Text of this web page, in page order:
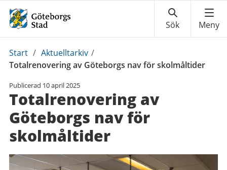
Du
är
Start / Aktuelltarkiv /
Totalrenovering av Göteborgs nav för skolmåltider
Publicerad 10 april 2025
Totalrenovering av
Göteborgs nav för
skolmåltider